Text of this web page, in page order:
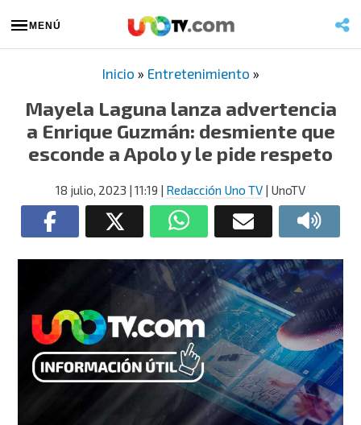
MENÚ
Inicio » Entretenimiento »
Mayela Laguna lanza advertencia
a Enrique Guzmán: desmiente que
esconde a Apolo y le pide respeto
18 julio, 2023 | 11:19 | Redacción Uno TV | UnoTV